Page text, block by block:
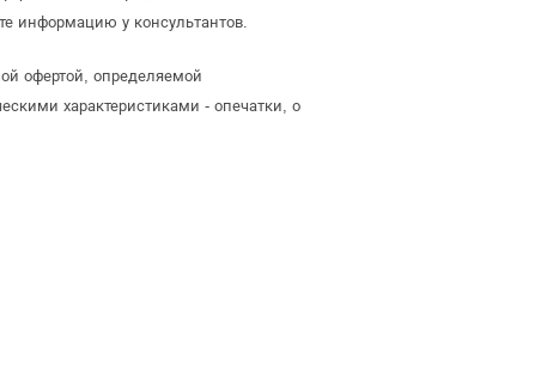
информацию у консультантов.
офертой, определяемой
характеристиками - опечатки, о